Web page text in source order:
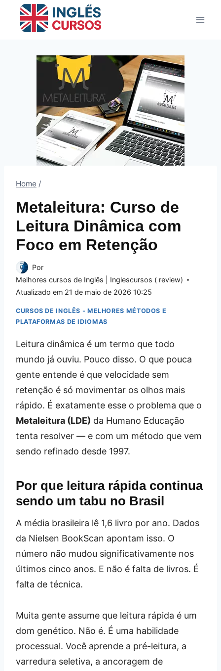
Conteúdo
Home /
Metaleitura: Curso de
Leitura Dinâmica com
Foco em Retenção
Por
Melhores cursos de Inglês | Inglescursos ( review)
Atualizado em 21 de maio de 2026 10:25
CURSOS DE INGLÊS - MELHORES MÉTODOS E
PLATAFORMAS DE IDIOMAS
Leitura dinâmica é um termo que todo
mundo já ouviu. Pouco disso. O que pouca
gente entende é que velocidade sem
retenção é só movimentar os olhos mais
rápido. É exatamente esse o problema que o
Metaleitura (LDE) da Humano Educação
tenta resolver — e com um método que vem
sendo refinado desde 1997.
Por que leitura rápida continua
sendo um tabu no Brasil
A média brasileira lê 1,6 livro por ano. Dados
da Nielsen BookScan apontam isso. O
número não mudou significativamente nos
últimos cinco anos. E não é falta de livros. É
falta de técnica.
Muita gente assume que leitura rápida é um
dom genético. Não é. É uma habilidade
processual. Você aprende a pré-leitura, a
varredura seletiva, a ancoragem de